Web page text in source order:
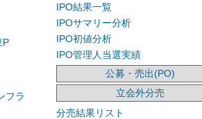
P
フラ
IPO結果一覧
IPOサマリー分析
IPO初値分析
IPO管理人当選実績
公募・売出(PO)
立会外分売
分売結果リスト